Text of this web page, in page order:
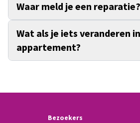
Waar meld je een reparatie?
Wat als je iets veranderen
appartement?
Bezoekers